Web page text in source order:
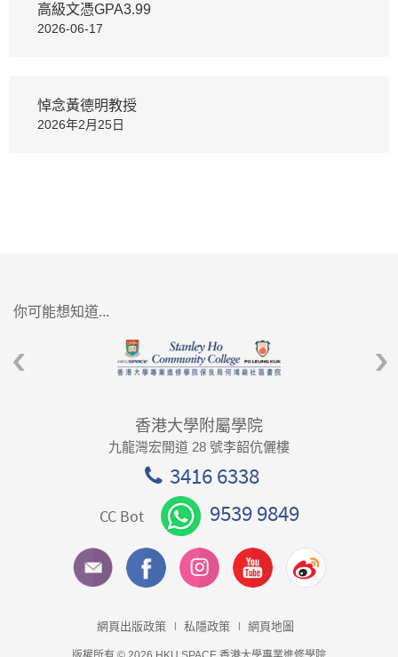
高級文憑GPA3.99
2026-06-17
悼念黃德明教授
2026年2月25日
你可能想知道...
香港大學附屬學院
九龍灣宏開道 28 號李韶伉儷樓
3416 6338
CC Bot 9539 9849
網頁出版政策 私隱政策 網頁地圖